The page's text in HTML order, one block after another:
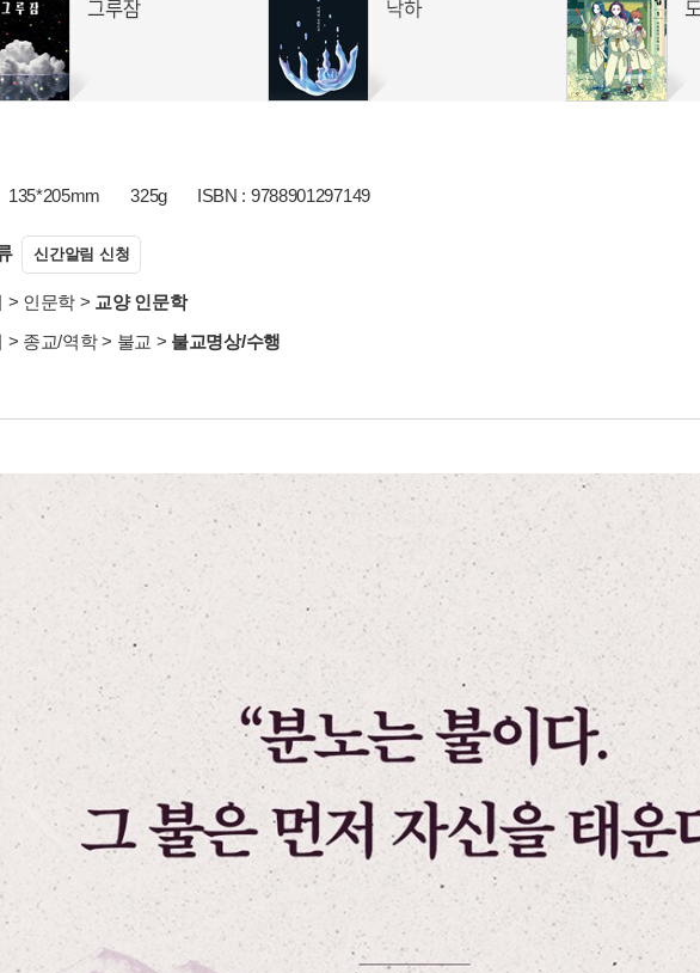
135*205mm 325g ISBN : 9788901297149
신간알림 신청
> 인문학 > 교양 인문학
> 종교/역학> 불교 > 불교명상/수행